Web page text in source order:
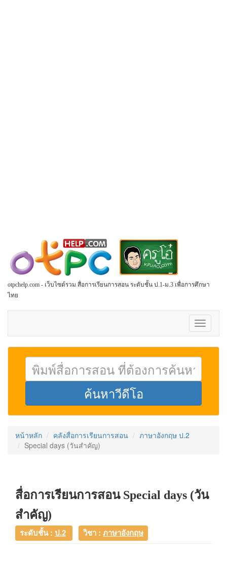
otpchelp.com - เว็บไซต์รวม สื่อการเรียนการสอน ระดับชั้น ป.1-ม.3 เพื่อการศึกษา
ไทย
Toggle
หน้าหลัก คลังสื่อการเรียนการสอน
ภาษาอังกฤษ ป.2
Special days (วันสำคัญ)
สื่อการเรียนการสอน Special days (วัน
สำคัญ)
ระดับชั้น : ป.2 วิชา : ภาษาอังกฤษ